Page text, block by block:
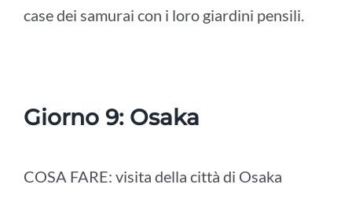
case dei samurai con i loro giardini pensili.
Giorno 9: Osaka
COSA FARE: visita della città di Osaka